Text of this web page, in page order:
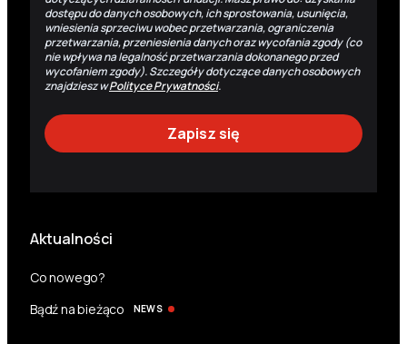
dostępu do danych osobowych, ich sprostowania, usunięcia,
wniesienia sprzeciwu wobec przetwarzania, ograniczenia
przetwarzania, przeniesienia danych oraz wycofania zgody (co
nie wpływa na legalność przetwarzania dokonanego przed
wycofaniem zgody). Szczegóły dotyczące danych osobowych
znajdziesz wPolityce Prywatności.
Aktualności
Co nowego?
Bądź na bieżąco
NEWS